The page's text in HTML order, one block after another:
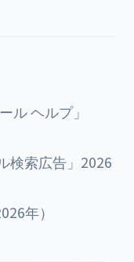
ル ヘルプ」
検索広告」2026
年）